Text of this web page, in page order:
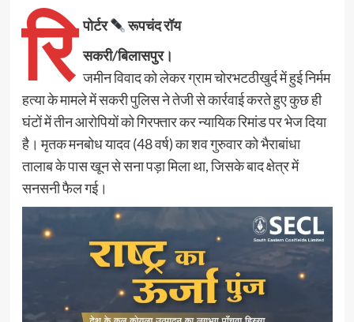
रि पोर्टर
रूपचंद रॉय
सकरी/बिलासपुर।
जमीन विवाद को लेकर ग्राम चोरभटठीखुर्द में हुई निर्मम
हत्या के मामले में सकरी पुलिस ने तेजी से कार्रवाई करते हुए कुछ ही
घंटों में तीन आरोपियों को गिरफ्तार कर न्यायिक रिमांड पर भेज दिया
है। मृतक मनबोध यादव (48 वर्ष) का शव गुरुवार को भैराबांधा
तालाब के पास खून से सना पड़ा मिला था, जिसके बाद क्षेत्र में
सनसनी फैल गई।